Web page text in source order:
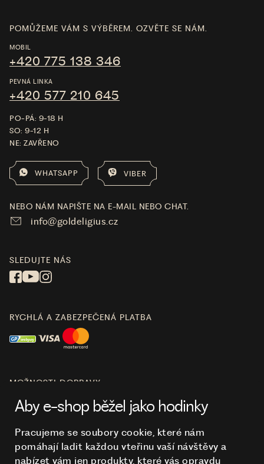
O NÁKUPU
POMŮŽEME VÁM S VÝBĚREM. OZVĚTE SE NÁM.
MOBIL
+420 775 138 346
PEVNÁ LINKA
+420 577 210 645
PO-PÁ: 9-18 H
SO: 9-12 H
NE: ZAVŘENO
WHATSAPP VIBER
NEBO NÁM NAPIŠTE NA E-MAIL NEBO CHAT.
info@goldeligius.cz
SLEDUJTE NÁS
RYCHLÁ A ZABEZPEČENÁ PLATBA
MOŽNOSTI DOPRAVY
Aby e-shop běžel jako hodinky
Pracujeme se soubory cookie, které nám
pomáhají ladit každou vteřinu vaší návštěvy a
nabízet vám jen produkty, které vás opravdu